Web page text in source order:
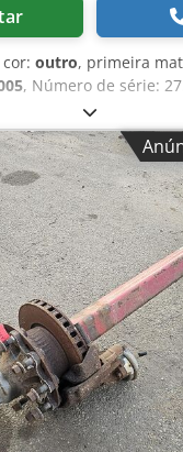
cor: outro, primeira
, Número de série:
de 100 eixos.
nos se não encontrar